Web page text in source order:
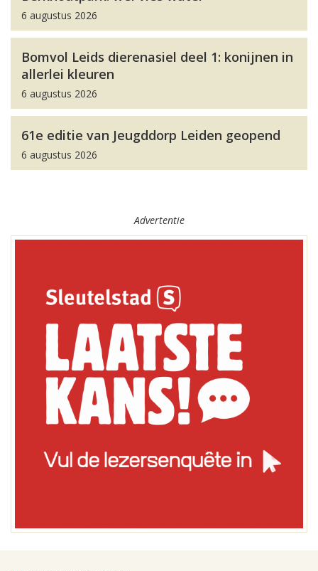
6 augustus 2026
Bomvol Leids dierenasiel deel 1: konijnen in
allerlei kleuren
6 augustus 2026
61e editie van Jeugddorp Leiden geopend
6 augustus 2026
Advertentie